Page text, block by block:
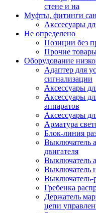
стене и на
Муфты, фитинги
Акссесуары
Не определено
Позиции без
Прочие
Оборудование
Адаптер для
сигнализации
Аксессуары
Аксессуары
аппаратов
Аксессуары
Арматура
Блок-линия
Выключатель
двигателя
Выключатель
Выключатель
Выключатель-
Гребенка
Держатель
цепи